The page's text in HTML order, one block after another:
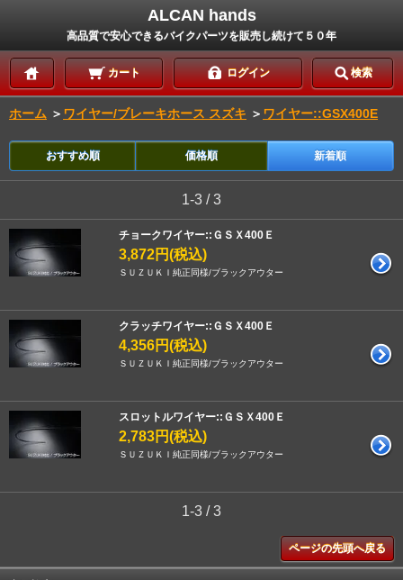
ALCAN hands
高品質で安心できるバイクパーツを販売し続けて５０年
カート ログイン 検索
ホーム ＞ ワイヤー/ブレーキホース スズキ ＞ ワイヤー::GSX400E
おすすめ順 価格順 新着順
1-3 / 3
チョークワイヤー::ＧＳＸ400Ｅ
3,872円(税込)
ＳＵＺＵＫＩ純正同様/ブラックアウター
クラッチワイヤー::ＧＳＸ400Ｅ
4,356円(税込)
ＳＵＺＵＫＩ純正同様/ブラックアウター
スロットルワイヤー::ＧＳＸ400Ｅ
2,783円(税込)
ＳＵＺＵＫＩ純正同様/ブラックアウター
1-3 / 3
ページの先頭へ戻る